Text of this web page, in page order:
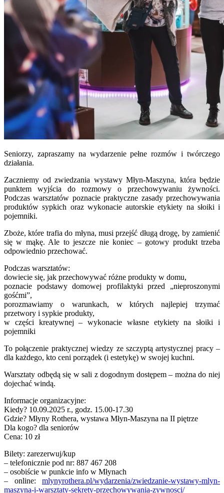
Seniorzy, zapraszamy na wydarzenie pełne rozmów i twórczego
działania.
Zaczniemy od zwiedzania wystawy Młyn-Maszyna, która będzie
punktem wyjścia do rozmowy o przechowywaniu żywności.
Podczas warsztatów poznacie praktyczne zasady przechowywania
produktów sypkich oraz wykonacie autorskie etykiety na słoiki i
pojemniki.
Zboże, które trafia do młyna, musi przejść długą drogę, by zamienić
się w mąkę. Ale to jeszcze nie koniec – gotowy produkt trzeba
odpowiednio przechować.
Podczas warsztatów:
dowiecie się, jak przechowywać różne produkty w domu,
poznacie podstawy domowej profilaktyki przed „nieproszonymi
gośćmi”,
porozmawiamy o warunkach, w których najlepiej trzymać
przetwory i sypkie produkty,
w części kreatywnej – wykonacie własne etykiety na słoiki i
pojemniki
To połączenie praktycznej wiedzy ze szczyptą artystycznej pracy –
dla każdego, kto ceni porządek (i estetykę) w swojej kuchni.
Warsztaty odbędą się w sali z dogodnym dostępem – można do niej
dojechać windą.
Informacje organizacyjne:
Kiedy? 10.09.2025 r., godz. 15.00-17.30
Gdzie? Młyny Rothera, wystawa Młyn-Maszyna na II piętrze
Dla kogo? dla seniorów
Cena: 10 zł
Bilety: zarezerwuj/kup
– telefonicznie pod nr: 887 467 208
– osobiście w punkcie info w Młynach
– online: mlynyrothera.pl/wydarzenia/zwiedzanie-wystawy-mlyn-
maszyna-i-warsztaty-sekrety-przechowywania-zywnosci/